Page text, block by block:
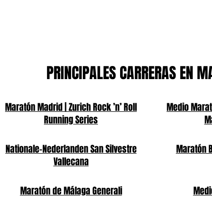
PRINCIPALES CARRERAS EN
Maratón Madrid | Zurich Rock ’n’ Roll
Running Series
Medio
Nationale-Nederlanden San Silvestre
Vallecana
Maratón
Maratón de Málaga Generali